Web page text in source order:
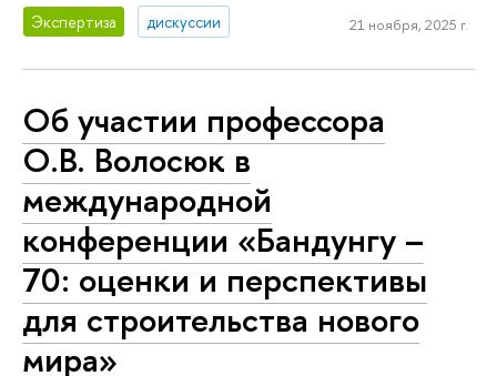
Экспертиза дискуссии 21 ноября, 2025 г.
Об участии профессора
О.В. Волосюк в
международной
конференции «Бандунгу –
70: оценки и перспективы
для строительства нового
мира»